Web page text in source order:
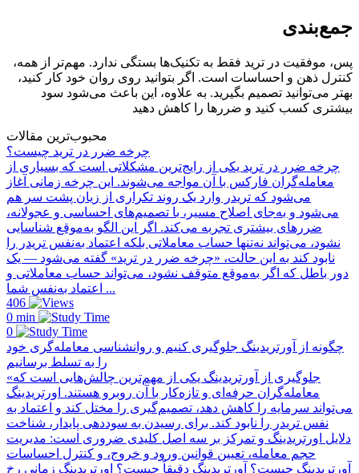
جمع‌بندی
پس، موفقیت در ترید فقط به تکنیک‌ها بستگی ندارد. مهم‌تر از همه،
کنترل ذهن و احساسات است. اگر بتوانید روی روان خود کار کنید،
بهتر می‌توانید تصمیم بگیرید. به علاوه، این باعث می‌شود سود
بیشتری کسب کنید و ضررها را کاهش دهید
محبوب‌ترین مقالات
چرخه ضرر در ترید چیست؟
چرخه ضرر در ترید یکی از رایج‌ترین مشکلاتی است که بسیاری از
معامله‌گران فارکس با آن مواجه می‌شوند. این چرخه زمانی آغاز
می‌شود که تریدر وارد یک روند تکراری از زیان پشت سر هم
می‌شود و به‌جای اصلاح مسیر، با تصمیم‌های احساسی و عجولانه،
ضررهای بیشتری تجربه می‌کند. اگر این الگو به‌موقع شناسایی
نشود، می‌تواند نه‌تنها حساب معاملاتی بلکه اعتماد به‌نفس تریدر را
نابود کند به این حالت، «چرخه ضرر در ترید» گفته می‌شود — یک
دور باطل که اگر به‌موقع متوقف نشود، می‌تواند حساب معاملاتی و
اعتماد به‌نفس شما ...
406
0 min
0
چگونه از آورتریدینگ جلوگیری کنیم و روانشناسی معامله‌گری خود
را به تسلط برسانیم
«جلوگیری از آورتریدینگ یکی از مهم‌ترین چالش‌هایی است که
معامله‌گران حرفه‌ای و تازه‌کار با آن روبرو هستند. اورتریدینگ
می‌تواند سرمایه را کاهش دهد، تصمیم‌گیری را مختل کند و اعتماد به
نفس تریدر را نابود کند. برای رسیدن به سوددهی پایدار، شناخت
دلایل اورتریدینگ و تمرکز بر سه اصل کلیدی ضروری است: مدیریت
حجم معامله، تعیین قوانین ورود و خروج، و کنترل احساسات
آورتریدینگ چیست؟ آورتریدینگ دقیقاً چیست؟ اورتریدینگ زمانی رخ